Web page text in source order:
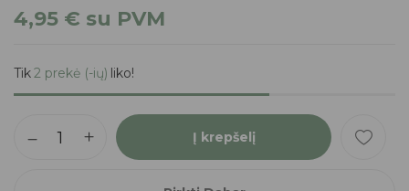
4,95 € su PVM
Tik2 prekė (-ių) liko!
Į krepšelį